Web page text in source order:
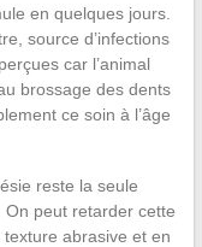
en quelques jours.
source d’infections
car l’animal
brossage des dents
ce soin à l’âge
reste la seule
peut retarder cette
abrasive et en